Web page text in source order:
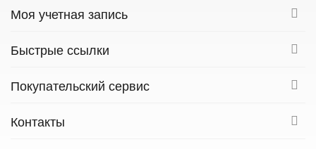
Моя учетная запись
Быстрые ссылки
Покупательский сервис
Контакты